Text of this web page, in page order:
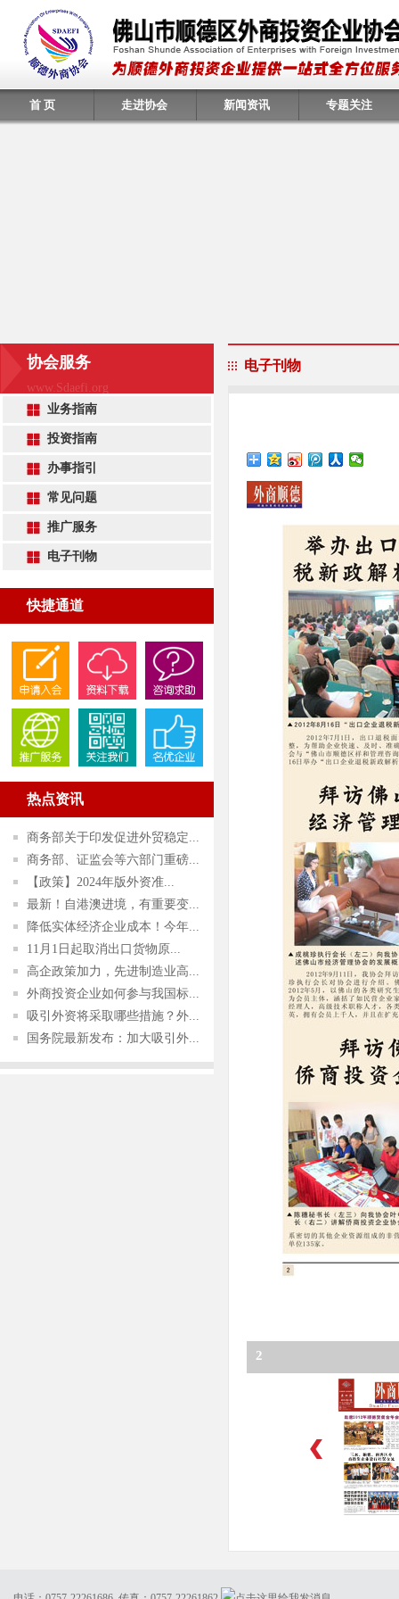
首 页 走进协会 新闻资讯 专题关注
协会服务
www.Sdaefi.org
业务指南
投资指南
办事指引
常见问题
推广服务
电子刊物
快捷通道
热点资讯
商务部关于印发促进外贸稳定...
商务部、证监会等六部门重磅...
【政策】2024年版外资准...
最新！自港澳进境，有重要变...
降低实体经济企业成本！今年...
11月1日起取消出口货物原...
高企政策加力，先进制造业高...
外商投资企业如何参与我国标...
吸引外资将采取哪些措施？外...
国务院最新发布：加大吸引外...
电子刊物
2